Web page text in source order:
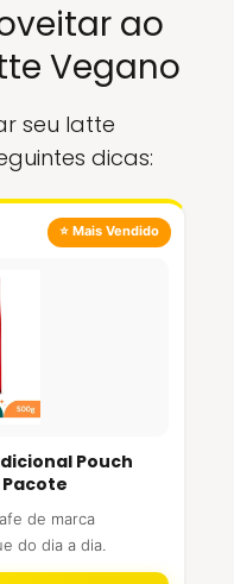
ao
Vegano
seu latte
dicas:
⭐ Mais Vendido
Pouch
de marca
do dia a dia.